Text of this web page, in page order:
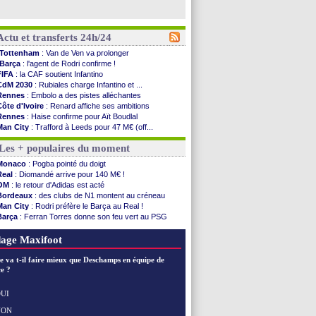
et transferts 24h/24
Tottenham : Van de Ven va prolonger
Barça : l'agent de Rodri confirme !
: la CAF soutient Infantino
2030 : Rubiales charge Infantino et ...
: Embolo a des pistes alléchantes
d'Ivoire : Renard affiche ses ambitions
: Haise confirme pour Aït Boudlal
City : Trafford à Leeds pour 47 M€ (off...
Utd: Zirkzee vers la Juventus ?
: Monaco s'impose contre Getafe
: Der Zakarian et sa relation avec Kita
: le club prêt à libérer Kondogbia ?
: le message touchant d'Akliouche
: Tebas en remet une couche
: l'UEFA maintient la pression
: Tebas encense Luis Enrique
: Vinicius jusqu'en 2032 (officiel)
: une offre refusée pour Aguerd
: Junior Diaz jusqu'en 2030 (officiel)
+ populaires du moment
: Pogba pointé du doigt
: Diomandé arrive pour 140 M€ !
: le retour d'Adidas est acté
: des clubs de N1 montent au créneau
City : Rodri préfère le Barça au Real !
: Ferran Torres donne son feu vert au PSG
: Luis Enrique satisfait malgré tout
Maxifoot
va t-il faire mieux que Deschamps en équipe de
?